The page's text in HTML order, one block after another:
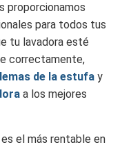
proporcionamos
para todos tus
tu lavadora esté
correctamente,
de la estufa y
a los mejores
el más rentable en